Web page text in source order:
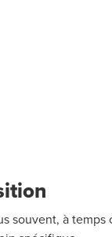
souvent, à